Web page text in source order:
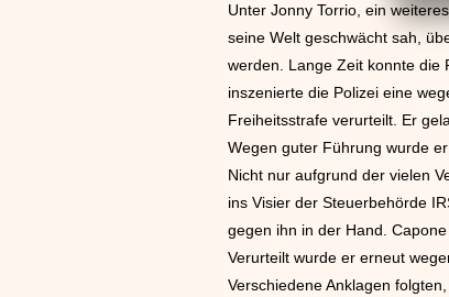
Unter Jonny Torrio, ein
seine Welt geschwächt sah,
werden. Lange Zeit konnte die
inszenierte die Polizei eine
Freiheitsstrafe verurteilt. Er
Wegen guter Führung wurde
Nicht nur aufgrund der vielen
ins Visier der Steuerbehörde
gegen ihn in der Hand.
Verurteilt wurde er erneut
Verschiedene Anklagen